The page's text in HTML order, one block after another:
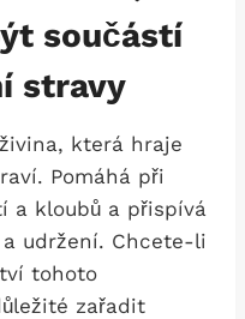
součástí
stravy
která hraje
Pomáhá při
a kloubů a přispívá
udržení. Chcete-li
tohoto
zařadit